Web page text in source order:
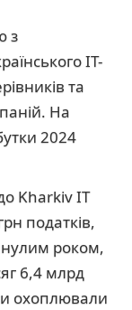
з
ІТ-
та
На
2024
Kharkiv IT
податків,
роком,
6,4 млрд
охоплювали